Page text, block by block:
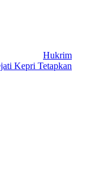
Hukrim
Kepri Tetapkan